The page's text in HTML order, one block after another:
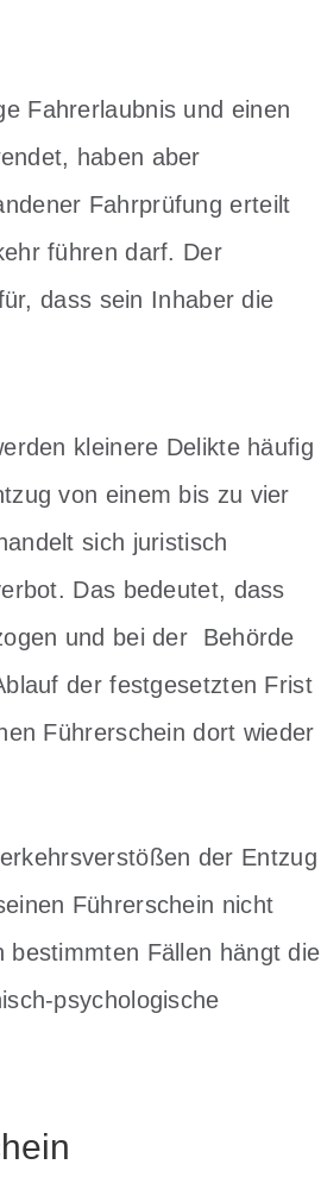
Fahrerlaubnis und einen
haben aber
Fahrprüfung erteilt
führen darf. Der
dass sein Inhaber die
kleinere Delikte häufig
von einem bis zu vier
sich juristisch
Das bedeutet, dass
und bei der Behörde
der festgesetzten Frist
Führerschein dort wieder
der Entzug
Führerschein nicht
Fällen hängt die
psychologische